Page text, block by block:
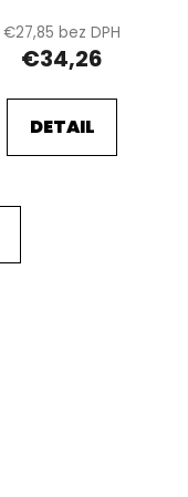
€27,85 bez DPH
€34,26
DETAIL